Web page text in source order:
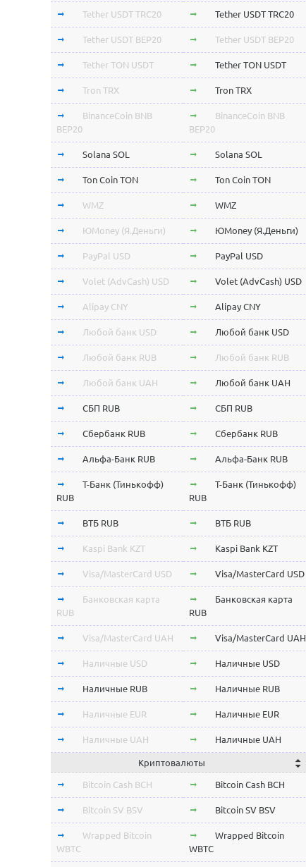
Tether USDT TRC20 Tether USDT TRC20
Tether USDT BEP20 Tether USDT BEP20
Tether TON USDT Tether TON USDT
Tron TRX Tron TRX
BinanceCoin BNB
BEP20
BinanceCoin BNB
BEP20
Solana SOL Solana SOL
Ton Coin TON Ton Coin TON
WMZ WMZ
ЮMoney (Я.Деньги) ЮMoney (Я.Деньги)
PayPal USD PayPal USD
Volet (AdvCash) USD Volet (AdvCash) USD
Alipay CNY Alipay CNY
Любой банк USD Любой банк USD
Любой банк RUB Любой банк RUB
Любой банк UAH Любой банк UAH
СБП RUB СБП RUB
Сбербанк RUB Сбербанк RUB
Альфа-Банк RUB Альфа-Банк RUB
Т-Банк (Тинькофф)
RUB
Т-Банк (Тинькофф)
RUB
ВТБ RUB ВТБ RUB
Kaspi Bank KZT Kaspi Bank KZT
Visa/MasterCard USD Visa/MasterCard USD
Банковская карта
RUB
Банковская карта
RUB
Visa/MasterCard UAH Visa/MasterCard UAH
Наличные USD Наличные USD
Наличные RUB Наличные RUB
Наличные EUR Наличные EUR
Наличные UAH Наличные UAH
Криптовалюты
Bitcoin Cash BCH Bitcoin Cash BCH
Bitcoin SV BSV Bitcoin SV BSV
Wrapped Bitcoin
WBTC
Wrapped Bitcoin
WBTC